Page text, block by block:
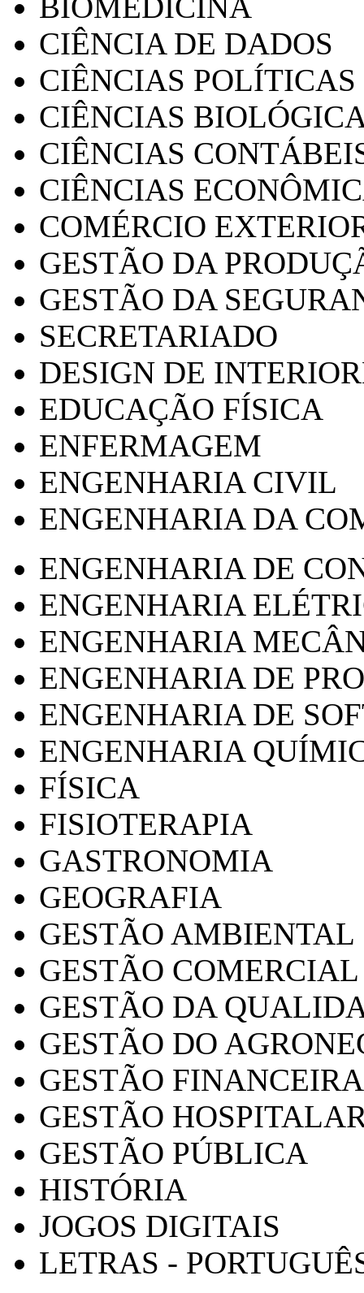
CIÊNCIA DE DADOS
CIÊNCIAS POLÍTICAS
CIÊNCIAS
CIÊNCIAS
CIÊNCIAS
COMÉRCIO
GESTÃO DA
GESTÃO DA
SECRETARIADO
DESIGN DE
EDUCAÇÃO FÍSICA
ENFERMAGEM
ENGENHARIA CIVIL
ENGENHARIA DA
ENGENHARIA DE
ENGENHARIA
ENGENHARIA
ENGENHARIA DE
ENGENHARIA DE
ENGENHARIA
FÍSICA
FISIOTERAPIA
GASTRONOMIA
GEOGRAFIA
GESTÃO AMBIENTAL
GESTÃO COMERCIAL
GESTÃO DA
GESTÃO DO
GESTÃO FINANCEIRA
GESTÃO
GESTÃO PÚBLICA
HISTÓRIA
JOGOS DIGITAIS
LETRAS -